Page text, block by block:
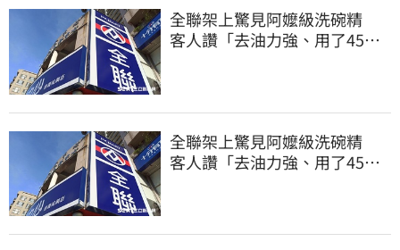
全聯架上驚見阿嬤級洗碗精
客人讚「去油力強、用了45
全聯架上驚見阿嬤級洗碗精
客人讚「去油力強、用了45